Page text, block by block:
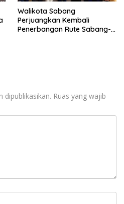
Walikota Sabang
Perjuangkan Kembali
Penerbangan Rute Sabang-
dipublikasikan. Ruas yang wajib